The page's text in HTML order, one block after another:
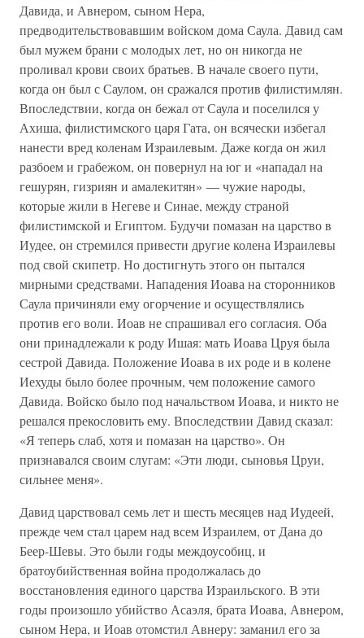
Давида, и Авнером, сыном Нера,
предводительствовавшим войском дома Саула. Давид сам
был мужем брани с молодых лет, но он никогда не
проливал крови своих братьев. В начале своего пути,
когда он был с Саулом, он сражался против филистимлян.
Впоследствии, когда он бежал от Саула и поселился у
Ахиша, филистимского царя Гата, он всячески избегал
нанести вред коленам Израилевым. Даже когда он жил
разбоем и грабежом, он повернул на юг и «нападал на
гешурян, гизриян и амалекитян» — чужие народы,
которые жили в Негеве и Синае, между страной
филистимской и Египтом. Будучи помазан на царство в
Иудее, он стремился привести другие колена Израилевы
под свой скипетр. Но достигнуть этого он пытался
мирными средствами. Нападения Иоава на сторонников
Саула причиняли ему огорчение и осуществлялись
против его воли. Иоав не спрашивал его согласия. Оба
они принадлежали к роду Ишая: мать Иоава Цруя была
сестрой Давида. Положение Иоава в их роде и в колене
Иехуды было более прочным, чем положение самого
Давида. Войско было под начальством Иоава, и никто не
решался прекословить ему. Впоследствии Давид сказал:
«Я теперь слаб, хотя и помазан на царство». Он
признавался своим слугам: «Эти люди, сыновья Цруи,
сильнее меня».
Давид царствовал семь лет и шесть месяцев над Иудеей,
прежде чем стал царем над всем Израилем, от Дана до
Беер-Шевы. Это были годы междоусобиц, и
братоубийственная война продолжалась до
восстановления единого царства Израильского. В эти
годы произошло убийство Асаэля, брата Иоава, Авнером,
сыном Нера, и Иоав отомстил Авнеру: заманил его за